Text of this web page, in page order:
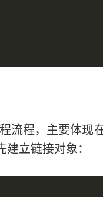
流程，主要体现
立链接对象：